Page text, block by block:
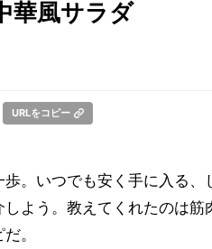
華風サラダ
URLをコピー
歩。いつでも安く手に入る
しよう。教えてくれたのは
。